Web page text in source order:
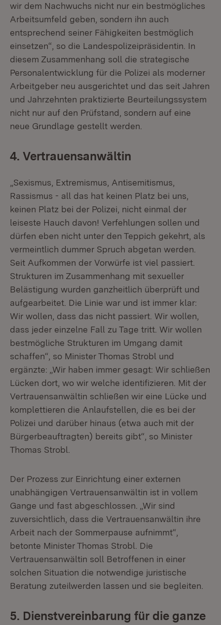
wir dem Nachwuchs nicht nur ein bestmögliches
Arbeitsumfeld geben, sondern ihn auch
entsprechend seiner Fähigkeiten bestmöglich
einsetzen“, so die Landespolizeipräsidentin. In
diesem Zusammenhang soll die strategische
Personalentwicklung für die Polizei als moderner
Arbeitgeber neu ausgerichtet und das seit Jahren
und Jahrzehnten praktizierte Beurteilungssystem
nicht nur auf den Prüfstand, sondern auf eine
neue Grundlage gestellt werden.
4. Vertrauensanwältin
„Sexismus, Extremismus, Antisemitismus,
Rassismus - all das hat keinen Platz bei uns,
keinen Platz bei der Polizei, nicht einmal der
leiseste Hauch davon! Verfehlungen sollen und
dürfen eben nicht unter den Teppich gekehrt, als
vermeintlich dummer Spruch abgetan werden.
Seit Aufkommen der Vorwürfe ist viel passiert.
Strukturen im Zusammenhang mit sexueller
Belästigung wurden ganzheitlich überprüft und
aufgearbeitet. Die Linie war und ist immer klar:
Wir wollen, dass das nicht passiert. Wir wollen,
dass jeder einzelne Fall zu Tage tritt. Wir wollen
bestmögliche Strukturen im Umgang damit
schaffen“, so Minister Thomas Strobl und
ergänzte: „Wir haben immer gesagt: Wir schließen
Lücken dort, wo wir welche identifizieren. Mit der
Vertrauensanwältin schließen wir eine Lücke und
komplettieren die Anlaufstellen, die es bei der
Polizei und darüber hinaus (etwa auch mit der
Bürgerbeauftragten) bereits gibt“, so Minister
Thomas Strobl.
Der Prozess zur Einrichtung einer externen
unabhängigen Vertrauensanwältin ist in vollem
Gange und fast abgeschlossen. „Wir sind
zuversichtlich, dass die Vertrauensanwältin ihre
Arbeit nach der Sommerpause aufnimmt“,
betonte Minister Thomas Strobl. Die
Vertrauensanwältin soll Betroffenen in einer
solchen Situation die notwendige juristische
Beratung zuteilwerden lassen und sie begleiten.
5. Dienstvereinbarung für die ganze